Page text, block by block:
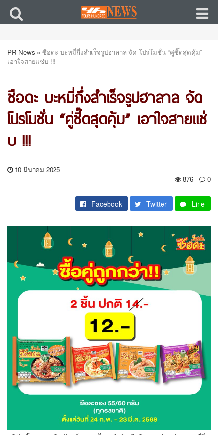
PR News » ซือดะ บะหมี่กึ่งสำเร็จรูปฮาลาล จัด โปรโมชั่น “คู่ซี๊ดสุดคุ้ม”
เอาใจสายแซ่บ !!!
ซือดะ บะหมี่กึ่งสำเร็จรูปฮาลาล จัด
โปรโมชั่น “คู่ซี๊ดสุดคุ้ม” เอาใจสายแซ่
บ !!!
10 มีนาคม 2025
876
0
Facebook Twitter Line